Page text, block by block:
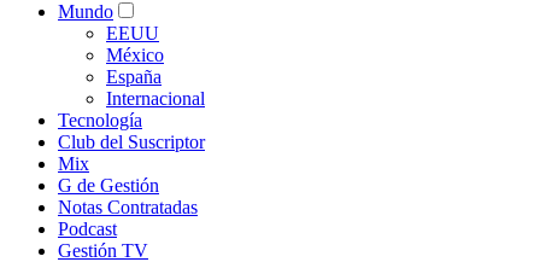
Mundo
EEUU
México
España
Internacional
Tecnología
Club del Suscriptor
Mix
G de Gestión
Notas Contratadas
Podcast
Gestión TV